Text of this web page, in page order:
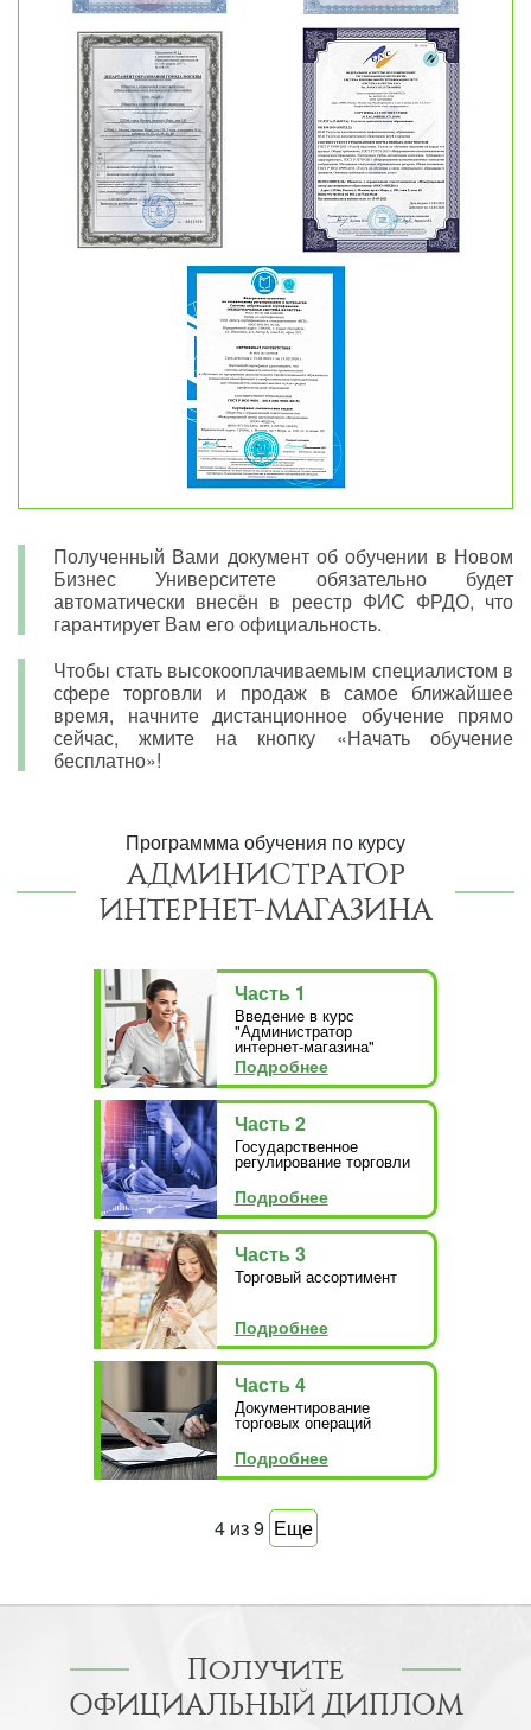
Полученный Вами документ об обучении в Новом
Бизнес Университете обязательно будет
автоматически внесён в реестр ФИС ФРДО, что
гарантирует Вам его официальность.
Чтобы стать высокооплачиваемым специалистом в
сфере торговли и продаж в самое ближайшее
время, начните дистанционное обучение прямо
сейчас, жмите на кнопку «Начать обучение
бесплатно»!
Программма обучения по курсу
АДМИНИСТРАТОР
ИНТЕРНЕТ-МАГАЗИНА
Часть 1
Введение в курс
"Администратор
интернет-магазина"
Подробнее
Часть 2
Государственное
регулирование торговли
Подробнее
Часть 3
Торговый ассортимент
Подробнее
Часть 4
Документирование
торговых операций
Подробнее
4из9 Еще
Получите
ОФИЦИАЛЬНЫЙ ДИПЛОМ